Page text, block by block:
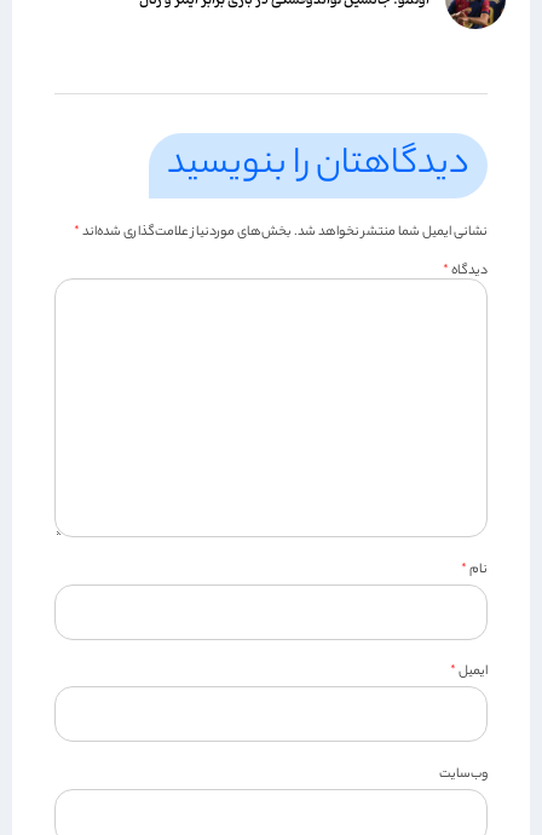
دیدگاهتان را بنویسید
نشانی ایمیل شما منتشر نخواهد شد.بخش‌های موردنیاز علامت‌گذاری شده‌اند*
دیدگاه*
نام*
ایمیل*
وب‌سایت